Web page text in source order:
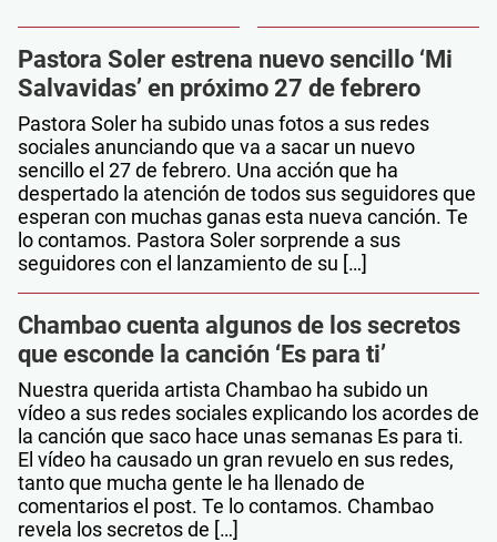
Pastora Soler estrena nuevo sencillo ‘Mi
Salvavidas’ en próximo 27 de febrero
Pastora Soler ha subido unas fotos a sus redes
sociales anunciando que va a sacar un nuevo
sencillo el 27 de febrero. Una acción que ha
despertado la atención de todos sus seguidores que
esperan con muchas ganas esta nueva canción. Te
lo contamos. Pastora Soler sorprende a sus
seguidores con el lanzamiento de su […]
Chambao cuenta algunos de los secretos
que esconde la canción ‘Es para ti’
Nuestra querida artista Chambao ha subido un
vídeo a sus redes sociales explicando los acordes de
la canción que saco hace unas semanas Es para ti.
El vídeo ha causado un gran revuelo en sus redes,
tanto que mucha gente le ha llenado de
comentarios el post. Te lo contamos. Chambao
revela los secretos de […]